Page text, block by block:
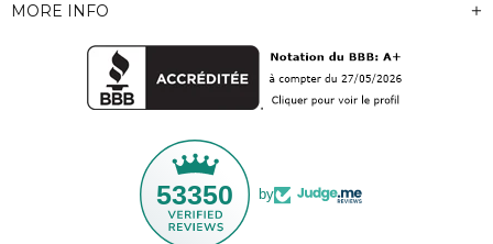
MORE INFO
53350 by